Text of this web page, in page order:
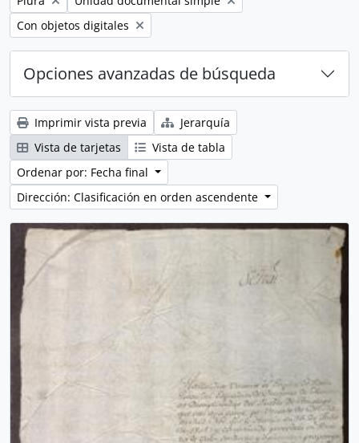
Remove filter:
Con objetos digitales
Opciones avanzadas de búsqueda
Imprimir vista previa
Jerarquía
Vista de tarjetas
Vista de tabla
Ordenar por: Fecha final
Dirección: Clasificación en orden ascendente